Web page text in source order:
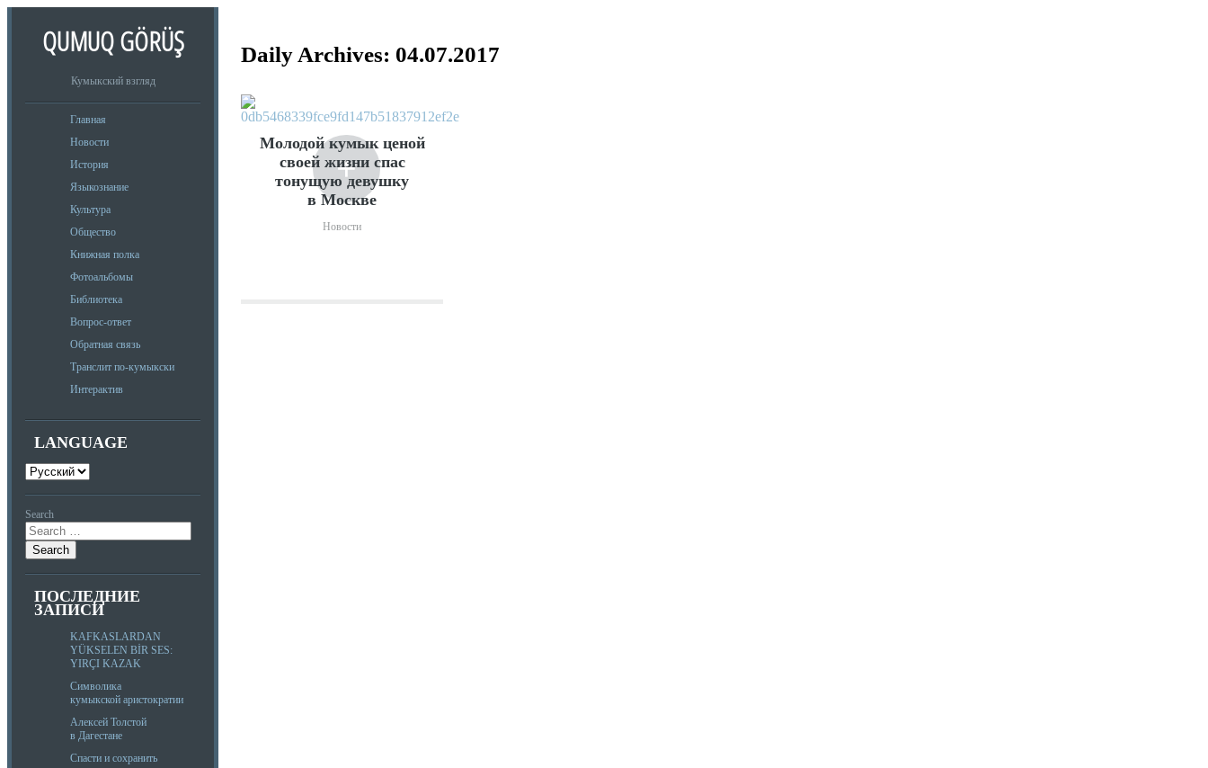
QUMUQ GÖRÜŞ
Кумыкский взгляд
Главная
Новости
История
Языкознание
Культура
Общество
Книжная полка
Фотоальбомы
Библиотека
Вопрос-ответ
Обратная связь
Транслит по-кумыкски
Интерактив
LANGUAGE
Search
ПОСЛЕДНИЕ
ЗАПИСИ
KAFKASLARDAN
YÜKSELEN BİR SES:
YIRÇI KAZAK
Символика
кумыкской аристократии
Алексей Толстой
в Дагестане
Спасти и сохранить
Daily Archives: 04.07.2017
+
Молодой кумык ценой
своей жизни спас
тонущую девушку
в Москве
Новости